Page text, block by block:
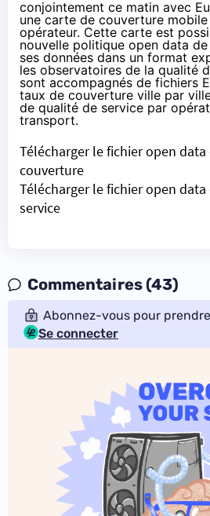
conjointement ce matin avec
une carte de couverture mobile
opérateur. Cette carte est
nouvelle politique open data de
ses données dans un format
les observatoires de la qualité
sont accompagnés de fichiers
taux de couverture ville par
de qualité de service par
transport.
Télécharger le fichier open
couverture
Télécharger le fichier open
service
Commentaires (43)
Abonnez-vous pour
Se connecter